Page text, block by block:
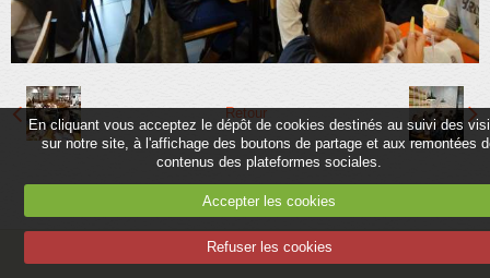
Retour
Mentions légales
En cliquant vous acceptez le dépôt de cookies destinés au suivi des
sur notre site, à l'affichage des boutons de partage et aux remontées
contenus des plateformes sociales.
Accepter les cookies
Refuser les cookies